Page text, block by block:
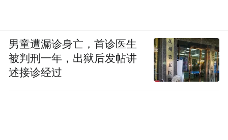
男童遭漏诊身亡，首诊医生
被判刑一年，出狱后发帖讲
述接诊经过